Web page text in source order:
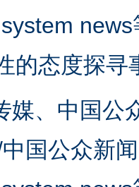
的态度探寻
媒、中国公
国公众新